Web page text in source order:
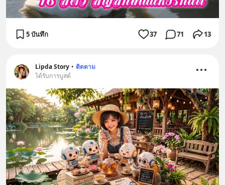
5 บันทึก 37 71 13
Lipda Story • ติดตาม
ได้รับการบูสต์